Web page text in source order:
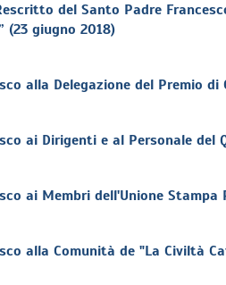
del Santo Padre
(23 giugno 2018)
alla Delegazione del Premio
ai Dirigenti e al Personale
ai Membri dell'Unione
alla Comunità de "La Civiltà